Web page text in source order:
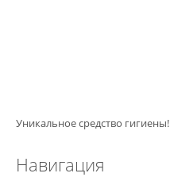
Уникальное средство гигиены!
Навигация